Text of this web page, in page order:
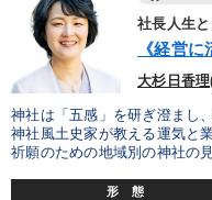
社長人生
《経営に
大杉日香
神社は「五感」を研ぎ澄まし
神社風土史家が教える運気と
祈願のための地域別の神社の
形 態